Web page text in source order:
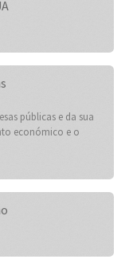
públicas e da sua
económico e o